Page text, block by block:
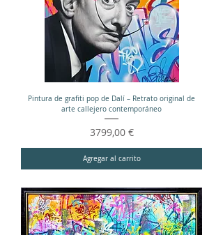
Pintura de grafiti pop de Dalí – Retrato original de
arte callejero contemporáneo
Precio
3799,00 €
Agregar al carrito